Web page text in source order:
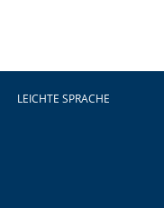
LEICHTE SPRACHE